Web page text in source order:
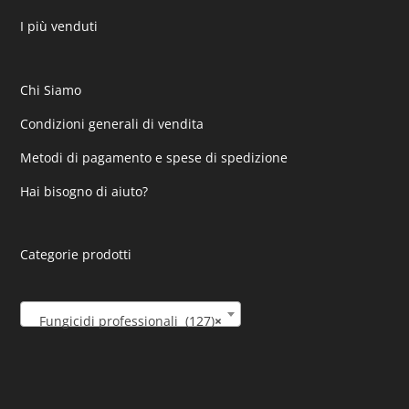
I più venduti
Chi Siamo
Condizioni generali di vendita
Metodi di pagamento e spese di spedizione
Hai bisogno di aiuto?
Categorie prodotti
×
Fungicidi professionali (127)